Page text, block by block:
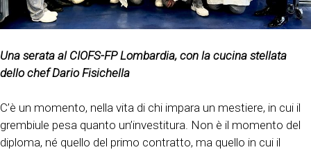
Una serata al CIOFS-FP Lombardia, con la cucina stellata
dello chef Dario Fisichella
C’è un momento, nella vita di chi impara un mestiere, in cui il
grembiule pesa quanto un’investitura. Non è il momento del
diploma, né quello del primo contratto, ma quello in cui il